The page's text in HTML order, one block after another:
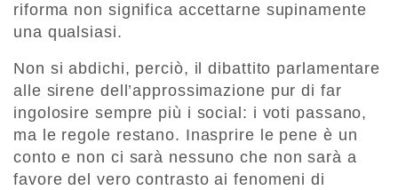
riforma non significa accettarne supinamente
una qualsiasi.
Non si abdichi, perciò, il dibattito parlamentare
alle sirene dell’approssimazione pur di far
ingolosire sempre più i social: i voti passano,
ma le regole restano. Inasprire le pene è un
conto e non ci sarà nessuno che non sarà a
favore del vero contrasto ai fenomeni di